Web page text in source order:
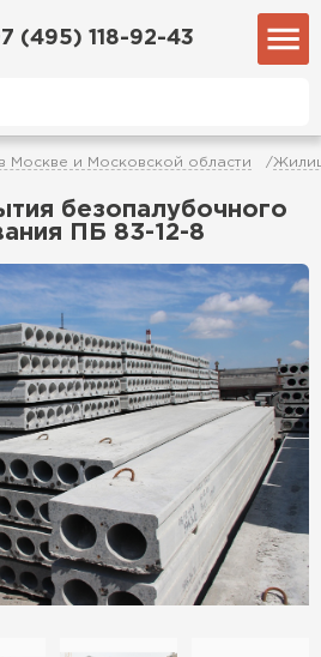
(495) 118-92-43
и Московской области
безопалубочного
ПБ 83-12-8